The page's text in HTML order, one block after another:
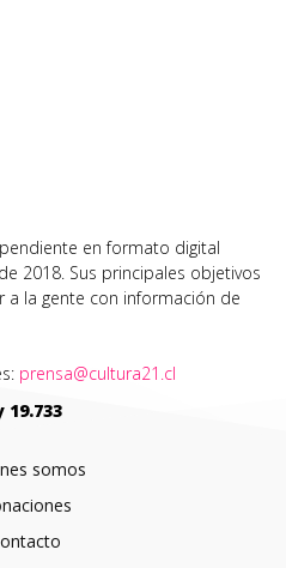
en formato digital
2018. Sus principales objetivos
a la gente con información de
prensa@cultura21.cl
19.733
somos